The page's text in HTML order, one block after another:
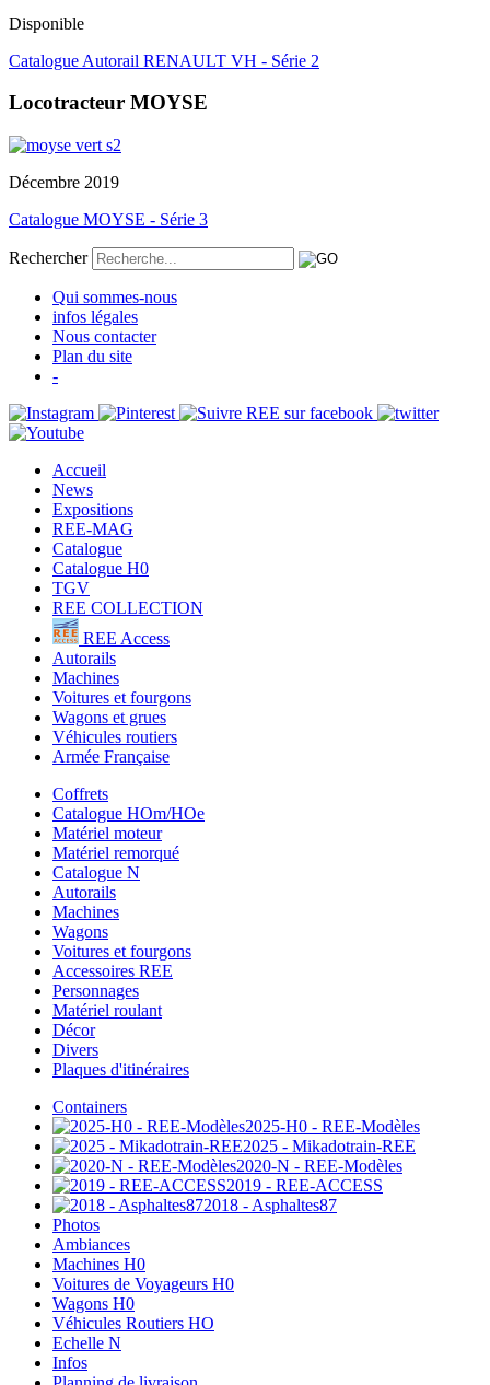
Disponible
Catalogue Autorail RENAULT VH - Série 2
Locotracteur MOYSE
Décembre 2019
Catalogue MOYSE - Série 3
Rechercher
Qui sommes-nous
infos légales
Nous contacter
Plan du site
-
Accueil
News
Expositions
REE-MAG
Catalogue
Catalogue H0
TGV
REE COLLECTION
REE Access
Autorails
Machines
Voitures et fourgons
Wagons et grues
Véhicules routiers
Armée Française
Coffrets
Catalogue HOm/HOe
Matériel moteur
Matériel remorqué
Catalogue N
Autorails
Machines
Wagons
Voitures et fourgons
Accessoires REE
Personnages
Matériel roulant
Décor
Divers
Plaques d'itinéraires
Containers
2025-H0 - REE-Modèles
2025 - Mikadotrain-REE
2020-N - REE-Modèles
2019 - REE-ACCESS
2018 - Asphaltes87
Photos
Ambiances
Machines H0
Voitures de Voyageurs H0
Wagons H0
Véhicules Routiers HO
Echelle N
Infos